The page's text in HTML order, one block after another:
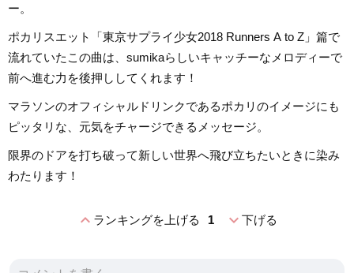
ー。
ポカリスエット「東京サプライ少女2018 Runners A to Z」篇で
流れていたこの曲は、sumikaらしいキャッチーなメロディーで
前へ進む力を後押ししてくれます！
マラソンのオフィシャルドリンクであるポカリのイメージにも
ピッタリな、元気をチャージできるメッセージ。
限界のドアを打ち破って新しい世界へ飛び立ちたいときに染み
わたります！
expand_lessランキングを上げる 1 expand_more下げる